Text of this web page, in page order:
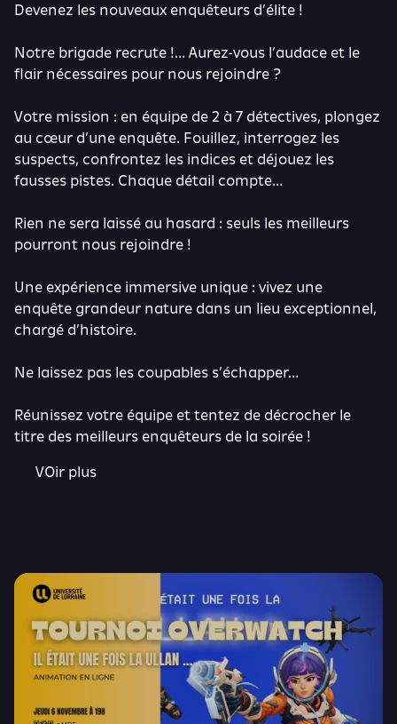
Devenez les nouveaux enquêteurs d’élite !
Notre brigade recrute !… Aurez-vous l’audace et le
flair nécessaires pour nous rejoindre ?
Votre mission : en équipe de 2 à 7 détectives, plongez
au cœur d’une enquête. Fouillez, interrogez les
suspects, confrontez les indices et déjouez les
fausses pistes. Chaque détail compte…
Rien ne sera laissé au hasard : seuls les meilleurs
pourront nous rejoindre !
Une expérience immersive unique : vivez une
enquête grandeur nature dans un lieu exceptionnel,
chargé d’histoire.
Ne laissez pas les coupables s’échapper…
Réunissez votre équipe et tentez de décrocher le
titre des meilleurs enquêteurs de la soirée !
VOir plus